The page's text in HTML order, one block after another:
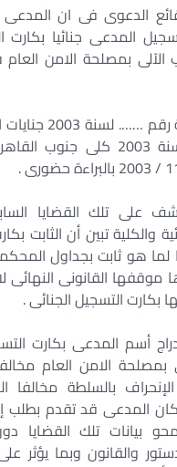
الدعوى فى ان
المدعى جنائيا بكارت
الآلى بمصلحة الامن
– فى القضية
برقم ……. لسنة 2003 كلى
على تلك القضايا
والكلية تبين أن الثابت
هو ثابت بجداول
موقفها القانونى النهائى
بكارت التسجيل الجنائى .
أسم المدعى بكارت
بمصلحة الامن العام
بالسلطة مخالفا
كان المدعى قد تقدم بطلب
بيانات تلك القضايا
والقانون وبما يؤثر